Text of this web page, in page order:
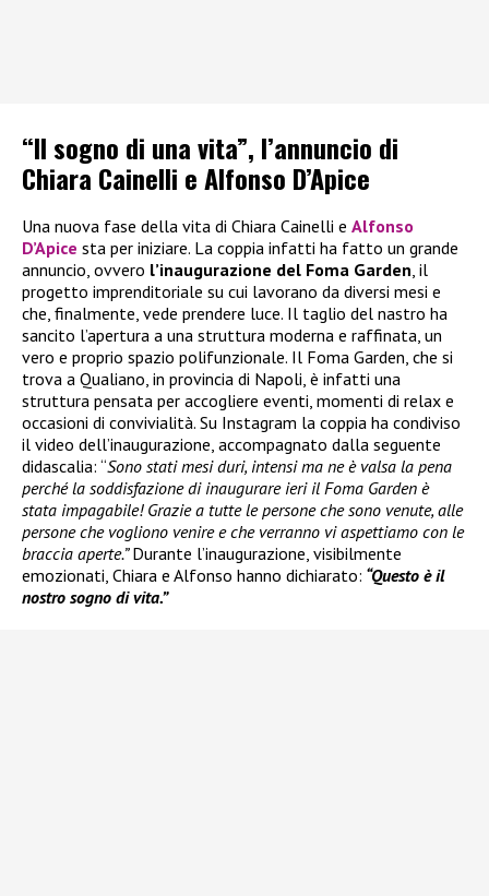
“Il sogno di una vita”, l’annuncio di
Chiara Cainelli e Alfonso D’Apice
Una nuova fase della vita di Chiara Cainelli e Alfonso
D’Apice sta per iniziare. La coppia infatti ha fatto un grande
annuncio, ovvero l’inaugurazione del Foma Garden, il
progetto imprenditoriale su cui lavorano da diversi mesi e
che, finalmente, vede prendere luce. Il taglio del nastro ha
sancito l’apertura a una struttura moderna e raffinata, un
vero e proprio spazio polifunzionale. Il Foma Garden, che si
trova a Qualiano, in provincia di Napoli, è infatti una
struttura pensata per accogliere eventi, momenti di relax e
occasioni di convivialità. Su Instagram la coppia ha condiviso
il video dell’inaugurazione, accompagnato dalla seguente
didascalia: “Sono stati mesi duri, intensi ma ne è valsa la pena
perché la soddisfazione di inaugurare ieri il Foma Garden è
stata impagabile! Grazie a tutte le persone che sono venute, alle
persone che vogliono venire e che verranno vi aspettiamo con le
braccia aperte.”Durante l’inaugurazione, visibilmente
emozionati, Chiara e Alfonso hanno dichiarato: “Questo è il
nostro sogno di vita.”